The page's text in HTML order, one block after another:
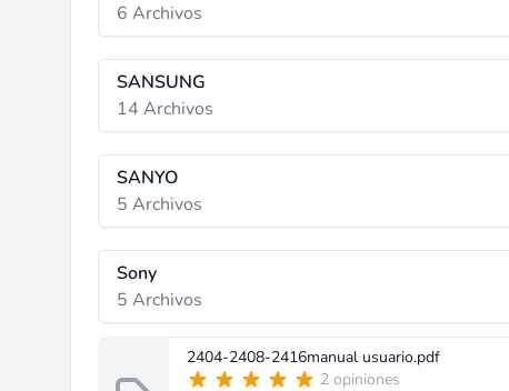
6 Archivos
SANSUNG
14 Archivos
SANYO
5 Archivos
Sony
5 Archivos
2404-2408-2416manual usuario.pdf
2 opiniones